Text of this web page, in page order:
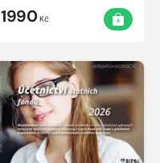
1990Kč